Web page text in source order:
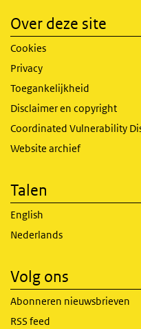
Over deze site
Cookies
Privacy
Toegankelijkheid
Disclaimer en copyright
Coordinated Vulnerability
Website archief
Talen
English
Nederlands
Volg ons
Abonneren nieuwsbrieven
RSS feed